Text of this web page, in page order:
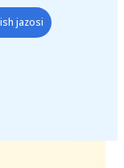
jazosi